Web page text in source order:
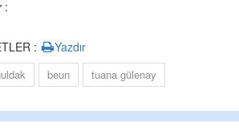
:
: Yazdır
beun tuana gülenay